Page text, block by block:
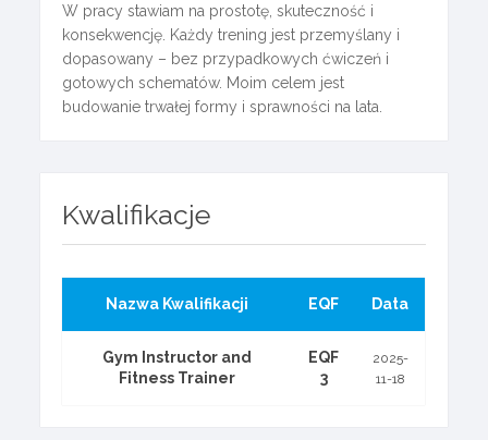
W pracy stawiam na prostotę, skuteczność i
konsekwencję. Każdy trening jest przemyślany i
dopasowany – bez przypadkowych ćwiczeń i
gotowych schematów. Moim celem jest
budowanie trwałej formy i sprawności na lata.
Kwalifikacje
Nazwa Kwalifikacji EQF Data
Gym Instructor and
Fitness Trainer
EQF
3
2025-
11-18